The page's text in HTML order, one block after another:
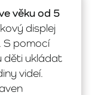
věku od 5
displej
S pomocí
děti ukládat
videí.